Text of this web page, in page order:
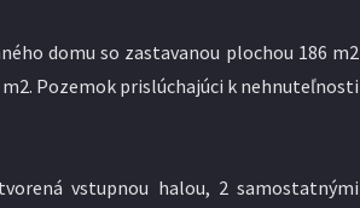
domu so zastavanou plochou 186 m2
Pozemok prislúchajúci k nehnuteľnosti
vstupnou halou, 2 samostatnými